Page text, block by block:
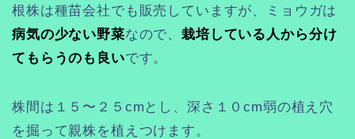
根株は種苗会社でも販売していますが、ミョウガは
病気の少ない野菜なので、栽培している人から分け
てもらうのも良いです。
株間は１５〜２５cmとし、深さ１０cm弱の植え穴
を掘って親株を植えつけます。